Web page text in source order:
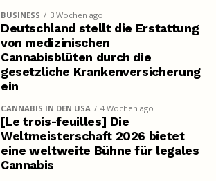
BUSINESS 3 Wochen ago
Deutschland stellt die Erstattung
von medizinischen
Cannabisblüten durch die
gesetzliche Krankenversicherung
ein
CANNABIS IN DEN USA 4 Wochen ago
[Le trois-feuilles] Die
Weltmeisterschaft 2026 bietet
eine weltweite Bühne für legales
Cannabis